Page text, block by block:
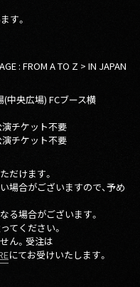
す。
: FROM A TO Z > IN JAPAN
中央広場) FCブース横
チケット不要
チケット不要
だけます。
場合がございますので、予め
る場合がございます。
てください。
ん。受注は
にてお受けいたします。